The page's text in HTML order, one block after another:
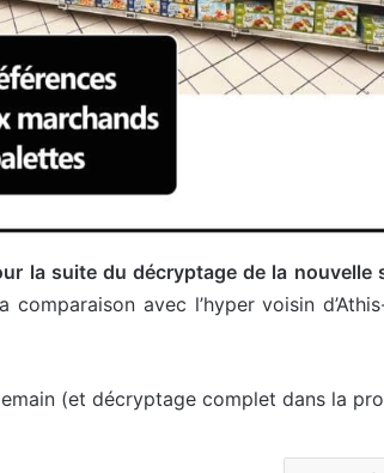
la suite du décryptage de la nouvelle
comparaison avec l’hyper voisin
(et décryptage complet dans la